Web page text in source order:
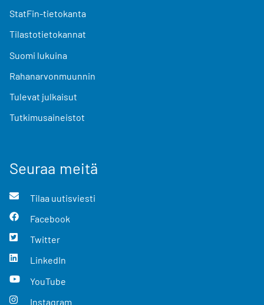
StatFin-tietokanta
Tilastotietokannat
Suomi lukuina
Rahanarvonmuunnin
Tulevat julkaisut
Tutkimusaineistot
Seuraa meitä
Tilaa uutisviesti
Facebook
Twitter
LinkedIn
YouTube
Instagram